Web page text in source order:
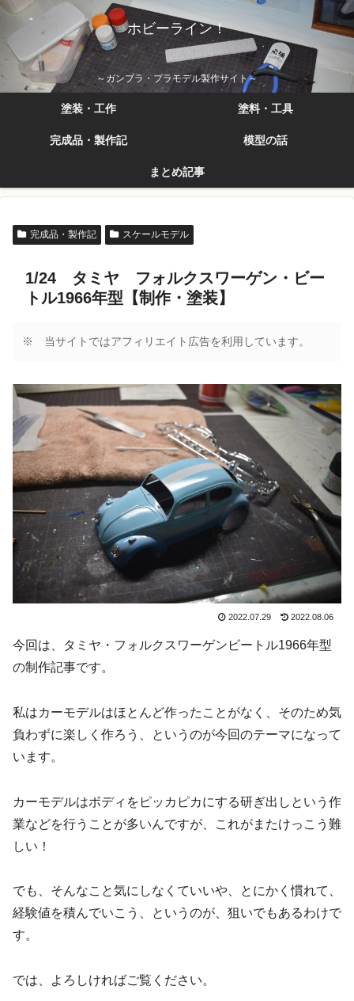
ホビーライン！
～ガンプラ・プラモデル製作サイト～
塗装・工作 塗料・工具
完成品・製作記 模型の話
まとめ記事
完成品・製作記 スケールモデル
1/24 タミヤ フォルクスワーゲン・ビー
トル1966年型【制作・塗装】
※ 当サイトではアフィリエイト広告を利用しています。
2022.07.29 2022.08.06
今回は、タミヤ・フォルクスワーゲンビートル1966年型
の制作記事です。
私はカーモデルはほとんど作ったことがなく、そのため気
負わずに楽しく作ろう、というのが今回のテーマになって
います。
カーモデルはボディをピッカピカにする研ぎ出しという作
業などを行うことが多いんですが、これがまたけっこう難
しい！
でも、そんなこと気にしなくていいや、とにかく慣れて、
経験値を積んでいこう、というのが、狙いでもあるわけで
す。
では、よろしければご覧ください。